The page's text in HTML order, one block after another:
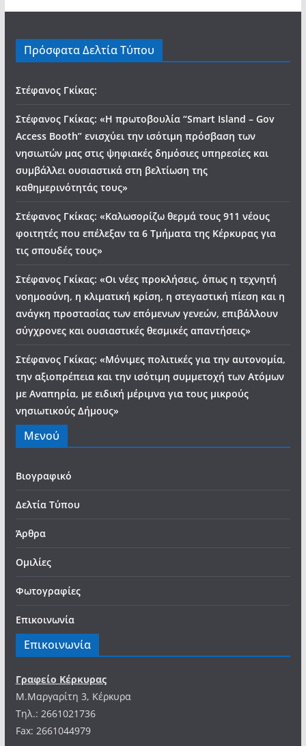
Πρόσφατα Δελτία Τύπου
Στέφανος Γκίκας:
Στέφανος Γκίκας: «Η πρωτοβουλία “Smart Island – Gov
Access Booth” ενισχύει την ισότιμη πρόσβαση των
νησιωτών μας στις ψηφιακές δημόσιες υπηρεσίες και
συμβάλλει ουσιαστικά στη βελτίωση της
καθημερινότητάς τους»
Στέφανος Γκίκας: «Καλωσορίζω θερμά τους 911 νέους
φοιτητές που επέλεξαν τα 6 Τμήματα της Κέρκυρας για
τις σπουδές τους»
Στέφανος Γκίκας: «Οι νέες προκλήσεις, όπως η τεχνητή
νοημοσύνη, η κλιματική κρίση, η στεγαστική πίεση και η
ανάγκη προστασίας των επόμενων γενεών, επιβάλλουν
σύγχρονες και ουσιαστικές θεσμικές απαντήσεις»
Στέφανος Γκίκας: «Μόνιμες πολιτικές για την αυτονομία,
την αξιοπρέπεια και την ισότιμη συμμετοχή των Ατόμων
με Αναπηρία, με ειδική μέριμνα για τους μικρούς
νησιωτικούς Δήμους»
Μενού
Βιογραφικό
Δελτία Τύπου
Άρθρα
Ομιλίες
Φωτογραφίες
Επικοινωνία
Επικοινωνία
Γραφείο Κέρκυρας
Μ.Μαργαρίτη 3, Κέρκυρα
Tηλ.: 2661021736
Fax: 2661044979